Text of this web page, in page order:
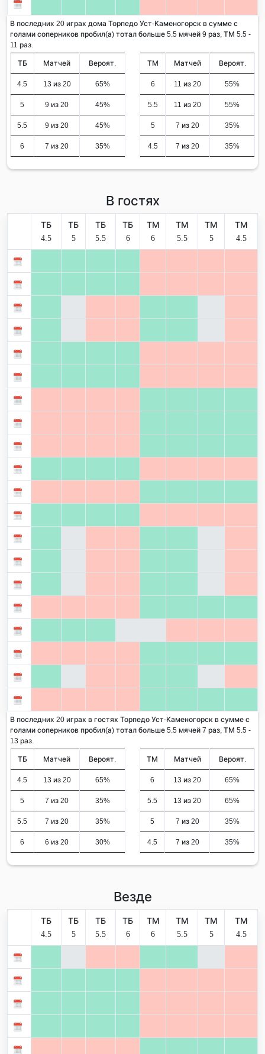
В последних 20 играх дома Торпедо Уст-Каменогорск в сумме с
голами соперников пробил(а) тотал больше 5.5 мячей 9 раз, ТМ 5.5 -
11 раз.
ТБ Матчей Вероят.
4.5 13 из 20 65%
5 9 из 20 45%
5.5 9 из 20 45%
6 7 из 20 35%
ТМ Матчей Вероят.
6 11 из 20 55%
5.5 11 из 20 55%
5 7 из 20 35%
4.5 7 из 20 35%
В гостях
ТБ
4.5
ТБ
5
ТБ
5.5
ТБ
6
ТМ
6
ТМ
5.5
ТМ
5
ТМ
4.5
В последних 20 играх в гостях Торпедо Уст-Каменогорск в сумме с
голами соперников пробил(а) тотал больше 5.5 мячей 7 раз, ТМ 5.5 -
13 раз.
ТБ Матчей Вероят.
4.5 13 из 20 65%
5 7 из 20 35%
5.5 7 из 20 35%
6 6 из 20 30%
ТМ Матчей Вероят.
6 13 из 20 65%
5.5 13 из 20 65%
5 7 из 20 35%
4.5 7 из 20 35%
Везде
ТБ
4.5
ТБ
5
ТБ
5.5
ТБ
6
ТМ
6
ТМ
5.5
ТМ
5
ТМ
4.5